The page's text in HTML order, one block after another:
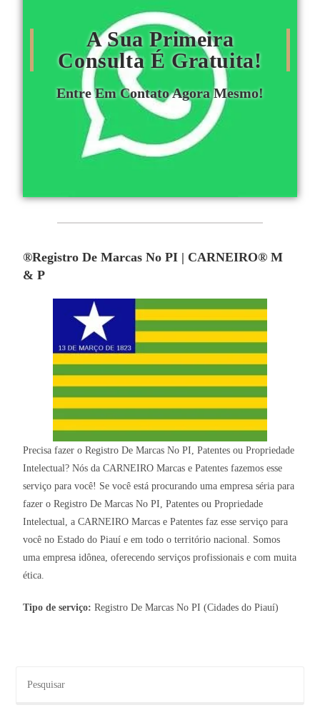
A Sua Primeira
Consulta É Gratuita!
Entre Em Contato Agora Mesmo!
®Registro De Marcas No PI | CARNEIRO® M
& P
Precisa fazer o Registro De Marcas No PI, Patentes ou Propriedade
Intelectual? Nós da CARNEIRO Marcas e Patentes fazemos esse
serviço para você! Se você está procurando uma empresa séria para
fazer o Registro De Marcas No PI, Patentes ou Propriedade
Intelectual, a CARNEIRO Marcas e Patentes faz esse serviço para
você no Estado do Piauí e em todo o território nacional. Somos
uma empresa idônea, oferecendo serviços profissionais e com muita
ética.
Tipo de serviço:Registro De Marcas No PI (Cidades do Piauí)